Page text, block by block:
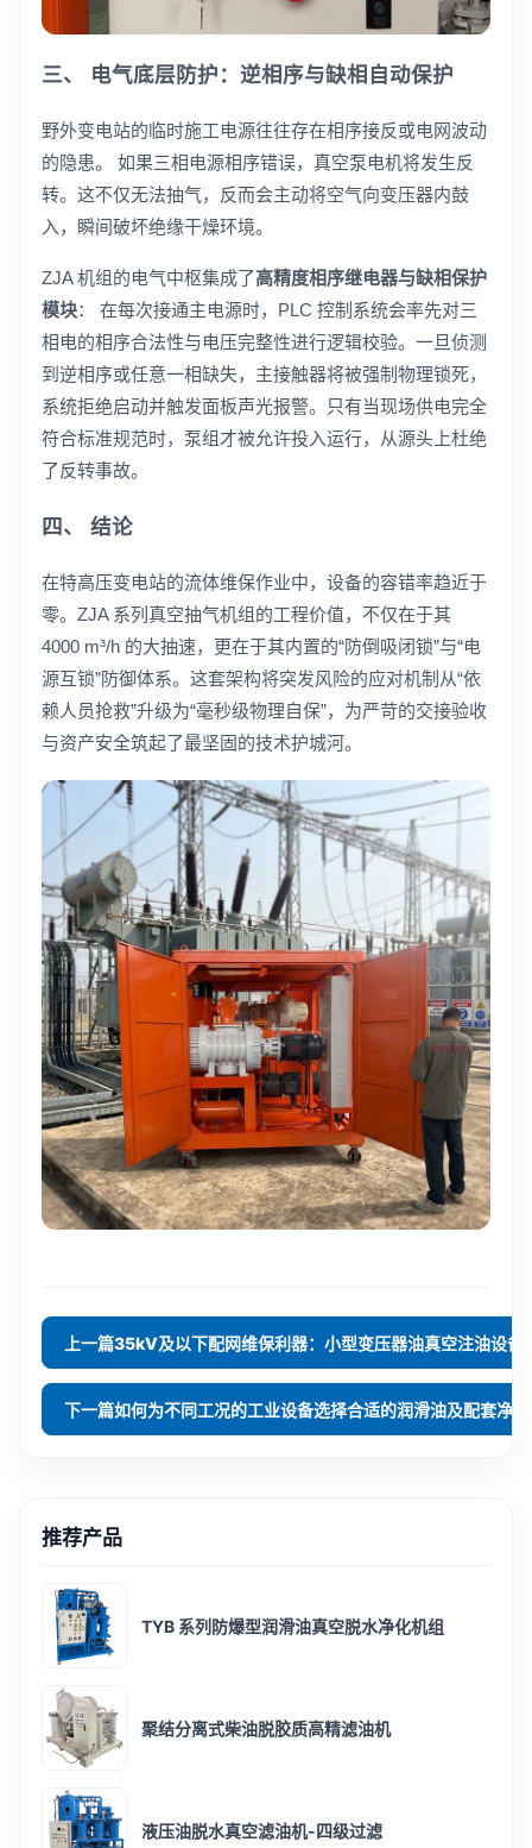
三、 电气底层防护：逆相序与缺相自动保护
野外变电站的临时施工电源往往存在相序接反或电网波动
的隐患。 如果三相电源相序错误，真空泵电机将发生反
转。这不仅无法抽气，反而会主动将空气向变压器内鼓
入，瞬间破坏绝缘干燥环境。
ZJA 机组的电气中枢集成了高精度相序继电器与缺相保护
模块： 在每次接通主电源时，PLC 控制系统会率先对三
相电的相序合法性与电压完整性进行逻辑校验。一旦侦测
到逆相序或任意一相缺失，主接触器将被强制物理锁死，
系统拒绝启动并触发面板声光报警。只有当现场供电完全
符合标准规范时，泵组才被允许投入运行，从源头上杜绝
了反转事故。
四、 结论
在特高压变电站的流体维保作业中，设备的容错率趋近于
零。ZJA 系列真空抽气机组的工程价值，不仅在于其
4000 m³/h 的大抽速，更在于其内置的“防倒吸闭锁”与“电
源互锁”防御体系。这套架构将突发风险的应对机制从“依
赖人员抢救”升级为“毫秒级物理自保”，为严苛的交接验收
与资产安全筑起了最坚固的技术护城河。
上一篇
下一篇
推荐产品
TYB 系列防爆型润滑油真空脱水净化机组
聚结分离式柴油脱胶质高精滤油机
液压油脱水真空滤油机-四级过滤